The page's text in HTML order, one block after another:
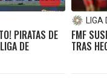
PIRATAS DE
DE
LIGA
FMF
TRAS